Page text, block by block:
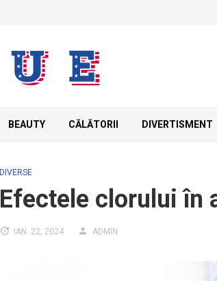
BEAUTY CĂLĂTORII DIVERTISMENT
DIVERSE
Efectele clorului în
IAN. 22, 2024 ADMIN